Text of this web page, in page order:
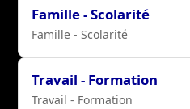
Famille - Scolarité
Famille - Scolarité
Travail - Formation
Travail - Formation